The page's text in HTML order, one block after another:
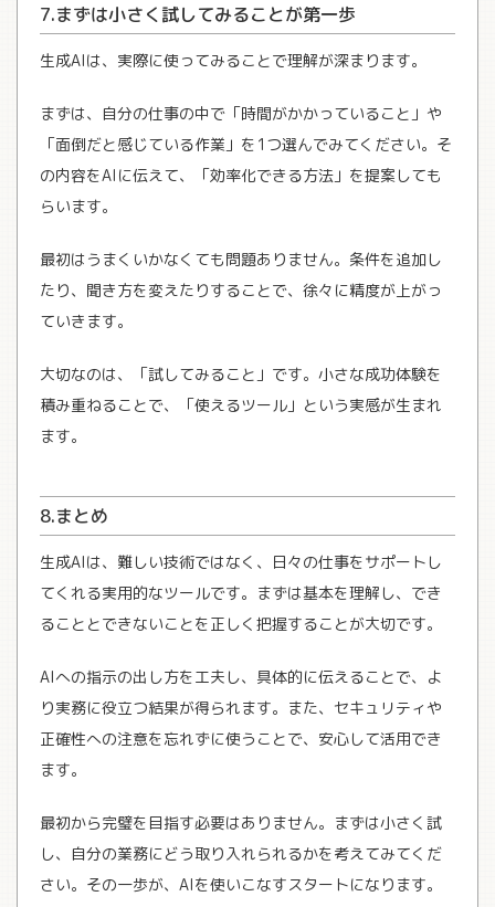
7.まずは小さく試してみることが第一歩
生成AIは、実際に使ってみることで理解が深まります。
まずは、自分の仕事の中で「時間がかかっていること」や
「面倒だと感じている作業」を1つ選んでみてください。そ
の内容をAIに伝えて、「効率化できる方法」を提案しても
らいます。
最初はうまくいかなくても問題ありません。条件を追加し
たり、聞き方を変えたりすることで、徐々に精度が上がっ
ていきます。
大切なのは、「試してみること」です。小さな成功体験を
積み重ねることで、「使えるツール」という実感が生まれ
ます。
8.まとめ
生成AIは、難しい技術ではなく、日々の仕事をサポートし
てくれる実用的なツールです。まずは基本を理解し、でき
ることとできないことを正しく把握することが大切です。
AIへの指示の出し方を工夫し、具体的に伝えることで、よ
り実務に役立つ結果が得られます。また、セキュリティや
正確性への注意を忘れずに使うことで、安心して活用でき
ます。
最初から完璧を目指す必要はありません。まずは小さく試
し、自分の業務にどう取り入れられるかを考えてみてくだ
さい。その一歩が、AIを使いこなすスタートになります。